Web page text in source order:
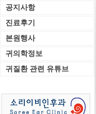
공지사항
진료후기
본원행사
귀의학정보
귀질환 관련 유튜브